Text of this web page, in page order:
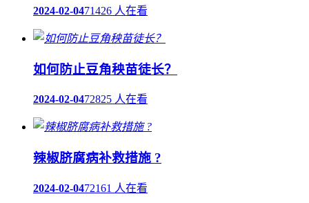
2024-02-0471426 人在看
如何防止豆角秧苗徒长？
2024-02-0472825 人在看
辣椒脐腐病补救措施 ?
2024-02-0472161 人在看